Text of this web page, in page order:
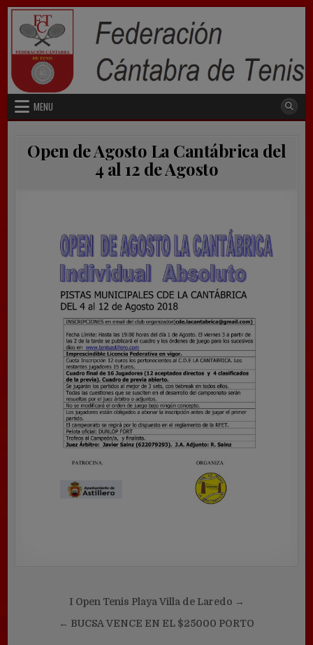
Skip
content
MENU
Open de Agosto La Cantábrica del
4 al 12 de Agosto
Navegación
I Open Tenis Playa Villa de Laredo →
← BUCSA VENCE EN EL $25000 PORTO